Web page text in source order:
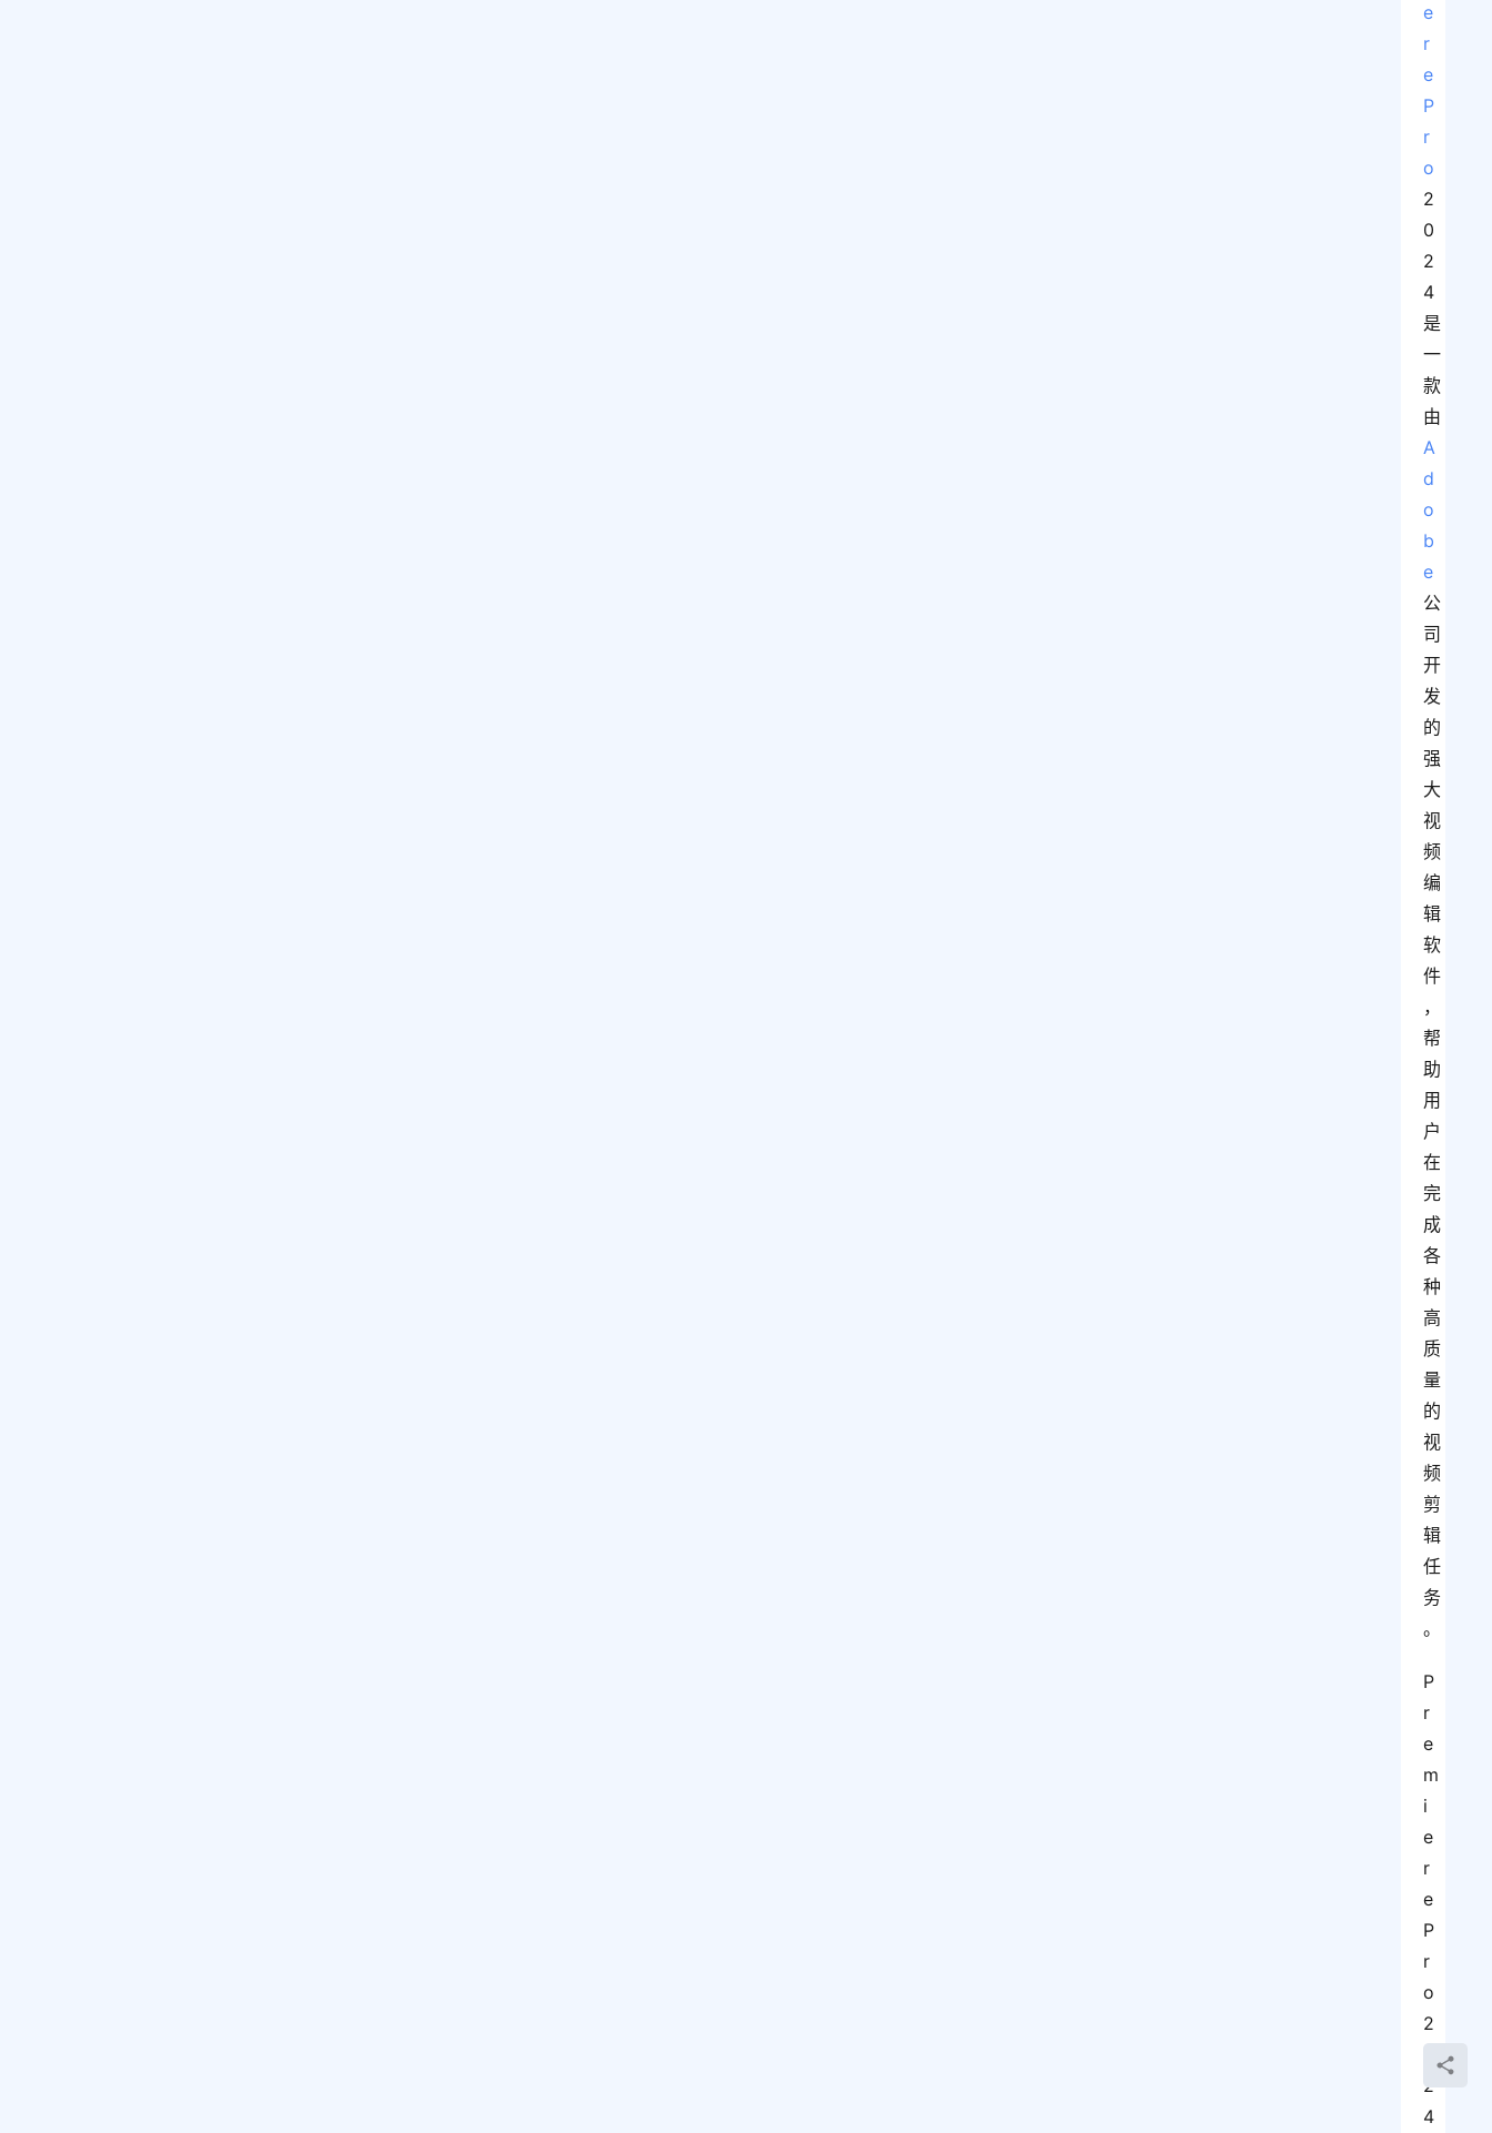
e
r
e
P
r
o
2
0
2
4
是
一
款
由
A
d
o
b
e
公
司
开
发
的
强
大
视
频
编
辑
软
件
，
帮
助
用
户
在
完
成
各
种
高
质
量
的
视
频
剪
辑
任
务
。
P
r
e
m
i
e
r
e
P
r
o
2
2
4